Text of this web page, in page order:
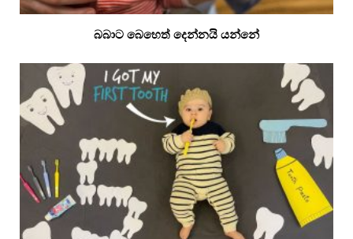
බබාට බෙහෙත් දෙන්නයි යන්නේ